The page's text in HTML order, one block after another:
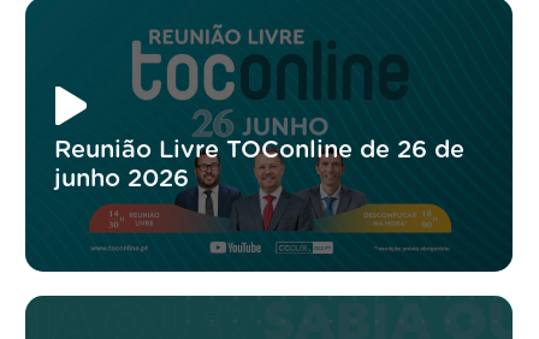
Reunião Livre TOConline de 26 de
junho 2026